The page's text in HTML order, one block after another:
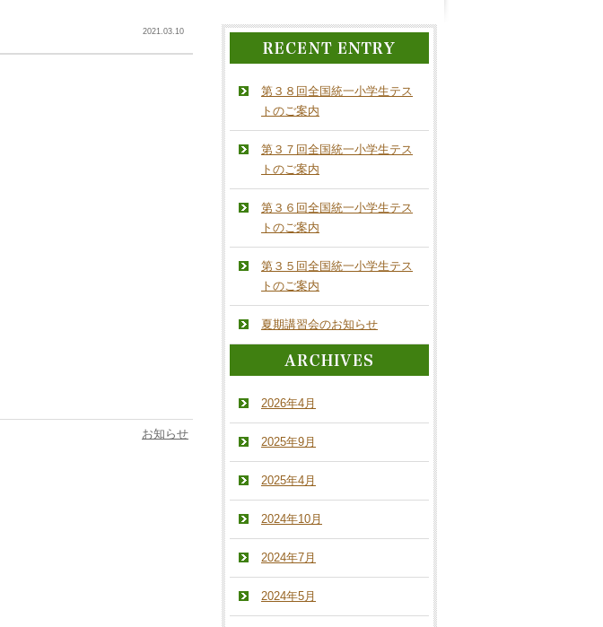
2021.03.10
お知らせ
第３８回全国統一小学生テス
トのご案内
第３７回全国統一小学生テス
トのご案内
第３６回全国統一小学生テス
トのご案内
第３５回全国統一小学生テス
トのご案内
夏期講習会のお知らせ
2026年4月
2025年9月
2025年4月
2024年10月
2024年7月
2024年5月